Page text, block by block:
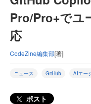
Pro/Pro+でユ
応
CodeZine編集部[著]
ニュース GitHub AIエー
ポスト